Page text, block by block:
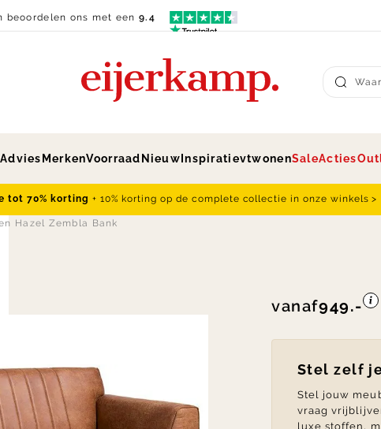
beoordelen ons met een9.4
Advies MerkenVoorraad Nieuw InspiratievtwonenSaleActies
tot 70% korting + 10% korting op de complete collectie in onze winkels >
Hazel Zembla Bank
vanaf949.-
Stel zelf
Stel jouw
vraag
luxe stoffen,